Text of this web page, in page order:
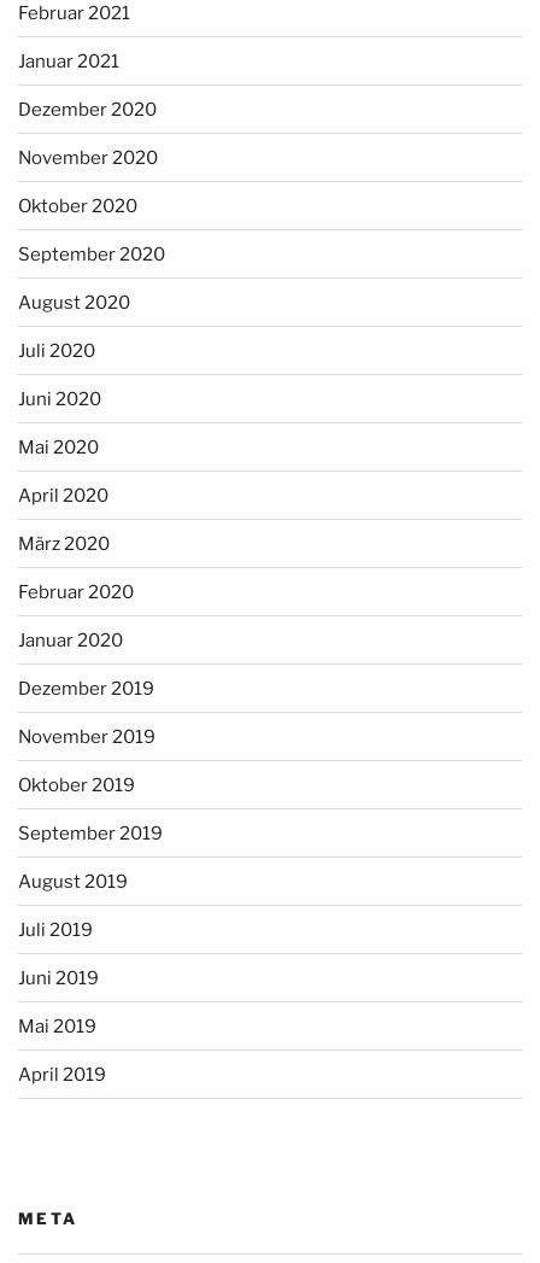
Februar 2021
Januar 2021
Dezember 2020
November 2020
Oktober 2020
September 2020
August 2020
Juli 2020
Juni 2020
Mai 2020
April 2020
März 2020
Februar 2020
Januar 2020
Dezember 2019
November 2019
Oktober 2019
September 2019
August 2019
Juli 2019
Juni 2019
Mai 2019
April 2019
META